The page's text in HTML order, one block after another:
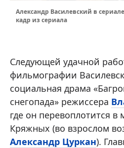
Александр Василевский в
кадр из сериала
Следующей удачной
фильмографии
социальная драма
снегопада» режиссера
где он перевоплотится
Кряжных (во взрослом
Александр Цуркан).